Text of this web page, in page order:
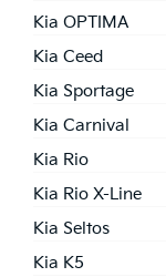
Kia OPTIMA
Kia Ceed
Kia Sportage
Kia Carnival
Kia Rio
Kia Rio X-Line
Kia Seltos
Kia K5